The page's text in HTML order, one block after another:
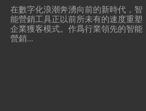
在數字化浪潮奔湧向前的新時代，智
能營銷工具正以前所未有的速度重塑
企業獲客模式。作爲行業領先的智能
營銷...